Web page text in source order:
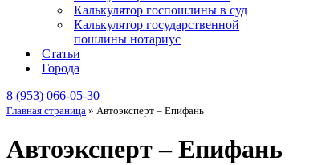
Калькулятор госпошлины в суд
Калькулятор государственной
пошлины нотариус
Статьи
Города
8 (953) 066-05-30
Главная страница » Автоэксперт – Епифань
Автоэксперт – Епифань